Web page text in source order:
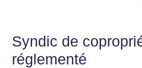
Syndic de
réglementé